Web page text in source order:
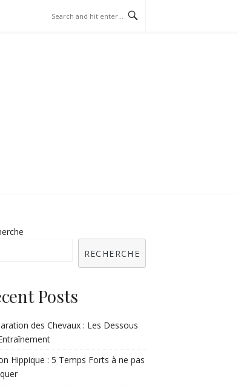
RECHERCHE
Posts
des Chevaux : Les Dessous
Hippique : 5 Temps Forts à ne pas